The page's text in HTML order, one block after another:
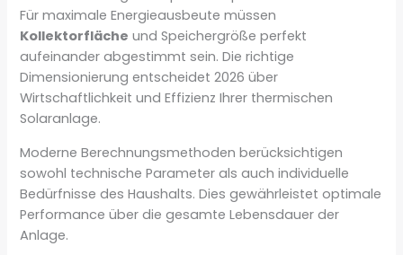
Für maximale Energieausbeute müssen
Kollektorfläche und Speichergröße perfekt
aufeinander abgestimmt sein. Die richtige
Dimensionierung entscheidet 2026 über
Wirtschaftlichkeit und Effizienz Ihrer thermischen
Solaranlage.
Moderne Berechnungsmethoden berücksichtigen
sowohl technische Parameter als auch individuelle
Bedürfnisse des Haushalts. Dies gewährleistet optimale
Performance über die gesamte Lebensdauer der
Anlage.